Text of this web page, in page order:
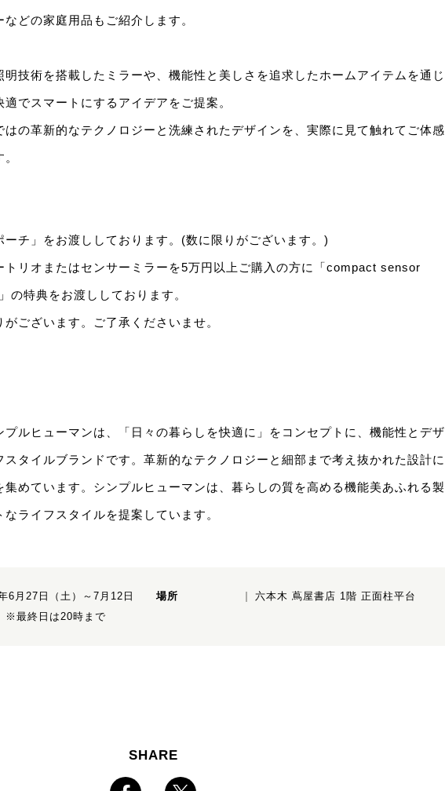
どの家庭用品もご紹介します。
明技術を搭載したミラーや、機能性と美しさを追求したホームアイテムを通じ
でスマートにするアイデアをご提案。
はの革新的なテクノロジーと洗練されたデザインを、実際に見て触れてご体感
ーチ」をお渡ししております。(数に限りがございます。)
トリオまたはセンサーミラーを5万円以上ご購入の方に「compact sensor
特典をお渡ししております。
ございます。ご了承くださいませ。
プルヒューマンは、「日々の暮らしを快適に」をコンセプトに、機能性とデザ
タイルブランドです。革新的なテクノロジーと細部まで考え抜かれた設計に
集めています。シンプルヒューマンは、暮らしの質を高める機能美あふれる製
ライフスタイルを提案しています。
6月27日（土）～7月12日
※最終日は20時まで
場所 六本木 蔦屋書店 1階 正面柱平台
SHARE